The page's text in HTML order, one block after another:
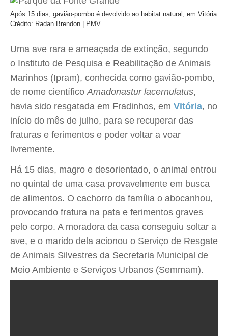
Após 15 dias, gavião-pombo é devolvido ao habitat natural, em Vitória
Crédito: Radan Brendon | PMV
Uma ave rara e ameaçada de extinção, segundo
o Instituto de Pesquisa e Reabilitação de Animais
Marinhos (Ipram), conhecida como gavião-pombo,
de nome científicoAmadonastur lacernulatus,
havia sido resgatada em Fradinhos, em Vitória, no
início do mês de julho, para se recuperar das
fraturas e ferimentos e poder voltar a voar
livremente.
Há 15 dias, magro e desorientado, o animal entrou
no quintal de uma casa provavelmente em busca
de alimentos. O cachorro da família o abocanhou,
provocando fratura na pata e ferimentos graves
pelo corpo. A moradora da casa conseguiu soltar a
ave, e o marido dela acionou o Serviço de Resgate
de Animais Silvestres da Secretaria Municipal de
Meio Ambiente e Serviços Urbanos (Semmam).